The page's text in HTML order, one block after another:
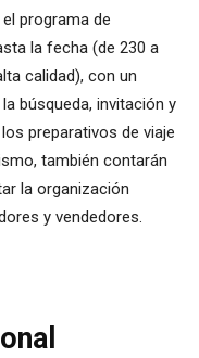
programa de
la fecha (de 230 a
calidad), con un
búsqueda, invitación y
preparativos de viaje
también contarán
la organización
y vendedores.